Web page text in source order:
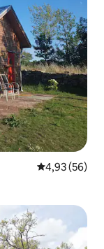
Průměrné
4,93 (56)